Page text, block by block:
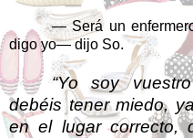
— Será un
digo yo— dijo So.
“Yo soy
debéis tener miedo,
en el lugar correcto,